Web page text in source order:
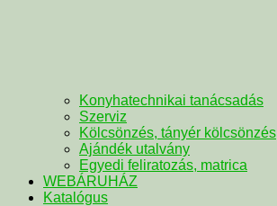
Konyhatechnikai tanácsadás
Szerviz
Kölcsönzés, tányér kölcsönzés
Ajándék utalvány
Egyedi feliratozás, matrica
WEBÁRUHÁZ
Katalógus